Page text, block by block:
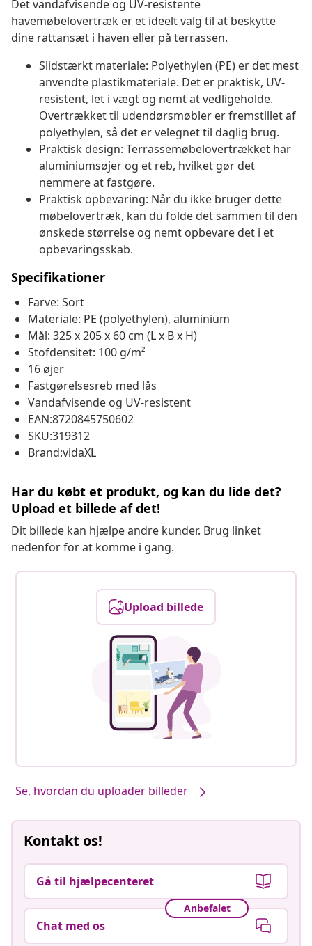
Det vandafvisende og UV-resistente
havemøbelovertræk er et ideelt valg til at beskytte
dine rattansæt i haven eller på terrassen.
Slidstærkt materiale: Polyethylen (PE) er det mest
anvendte plastikmateriale. Det er praktisk, UV-
resistent, let i vægt og nemt at vedligeholde.
Overtrækket til udendørsmøbler er fremstillet af
polyethylen, så det er velegnet til daglig brug.
Praktisk design: Terrassemøbelovertrækket har
aluminiumsøjer og et reb, hvilket gør det
nemmere at fastgøre.
Praktisk opbevaring: Når du ikke bruger dette
møbelovertræk, kan du folde det sammen til den
ønskede størrelse og nemt opbevare det i et
opbevaringsskab.
Specifikationer
Farve: Sort
Materiale: PE (polyethylen), aluminium
Mål: 325 x 205 x 60 cm (L x B x H)
Stofdensitet: 100 g/m²
16 øjer
Fastgørelsesreb med lås
Vandafvisende og UV-resistent
EAN:8720845750602
SKU:319312
Brand:vidaXL
Har du købt et produkt, og kan du lide det?
Upload et billede af det!
Dit billede kan hjælpe andre kunder. Brug linket
nedenfor for at komme i gang.
Upload billede
Se, hvordan du uploader billeder
Kontakt os!
Gå til hjælpecenteret
Anbefalet
Chat med os